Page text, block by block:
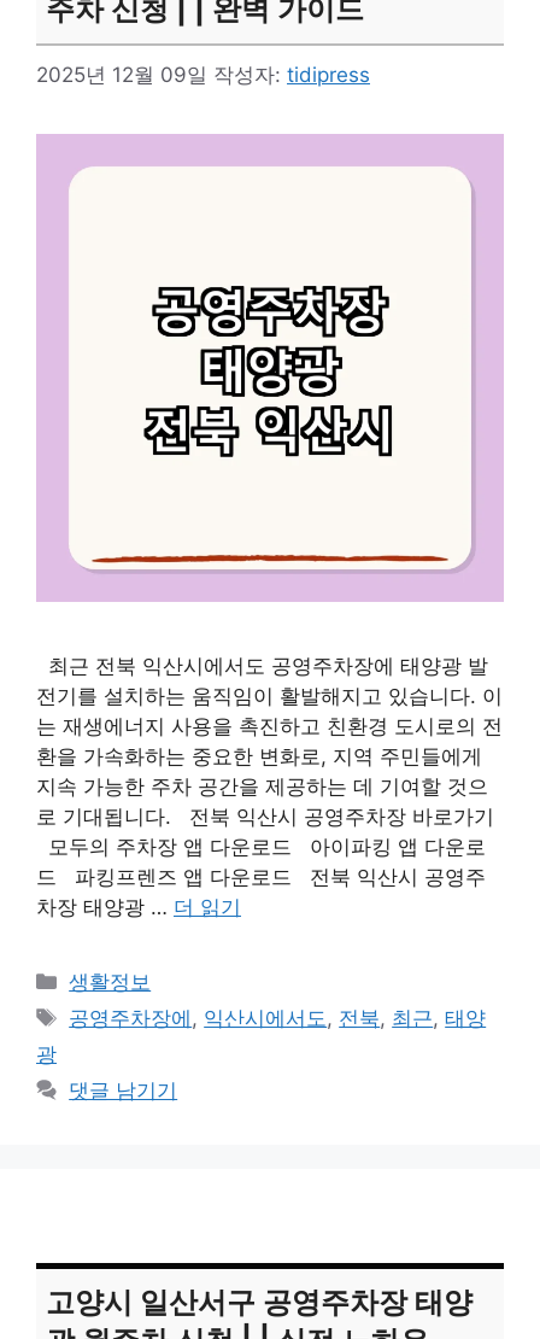
주차 신청 | | 완벽 가이드
2025년 12월 09일 작성자: tidipress
최근 전북 익산시에서도 공영주차장에 태양광 발
전기를 설치하는 움직임이 활발해지고 있습니다. 이
는 재생에너지 사용을 촉진하고 친환경 도시로의 전
환을 가속화하는 중요한 변화로, 지역 주민들에게
지속 가능한 주차 공간을 제공하는 데 기여할 것으
로 기대됩니다. 전북 익산시 공영주차장 바로가기
모두의 주차장 앱 다운로드 아이파킹 앱 다운로
드 파킹프렌즈 앱 다운로드 전북 익산시 공영주
차장 태양광 … 더 읽기
카
테
고
생활정보
태
공영주차장에 , 익산시에서도 , 전북, 최근,태양
광
댓글 남기기
고양시 일산서구 공영주차장 태양